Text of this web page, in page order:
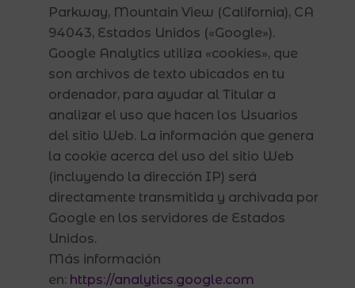
Parkway, Mountain View (California), CA
94043, Estados Unidos («Google»).
Google Analytics utiliza «cookies», que
son archivos de texto ubicados en tu
ordenador, para ayudar al Titular a
analizar el uso que hacen los Usuarios
del sitio Web. La información que genera
la cookie acerca del uso del sitio Web
(incluyendo la dirección IP) será
directamente transmitida y archivada por
Google en los servidores de Estados
Unidos.
Más información
en: https://analytics.google.com